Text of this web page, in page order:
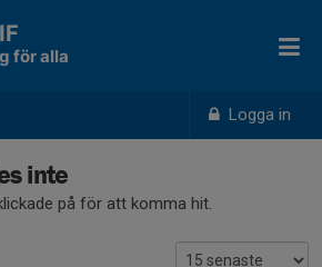
Logga in
för alla
inte
på för att komma hit.